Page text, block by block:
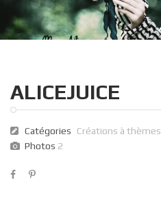
ALICEJUICE
Catégories Créations à thèmes
Photos 2